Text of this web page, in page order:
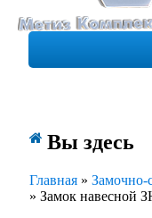
 Вы здесь
Главная » Замочно-
» Замок навесной